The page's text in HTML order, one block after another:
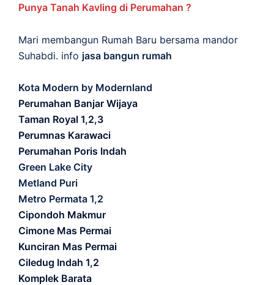
Punya Tanah Kavling di Perumahan ?
Mari membangun Rumah Baru bersama mandor
Suhabdi. info jasa bangun rumah
Kota Modern by Modernland
Perumahan Banjar Wijaya
Taman Royal 1,2,3
Perumnas Karawaci
Perumahan Poris Indah
Green Lake City
Metland Puri
Metro Permata 1,2
Cipondoh Makmur
Cimone Mas Permai
Kunciran Mas Permai
Ciledug Indah 1,2
Komplek Barata